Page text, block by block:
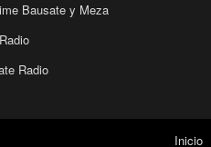
Bausate y Meza
Radio
Inicio